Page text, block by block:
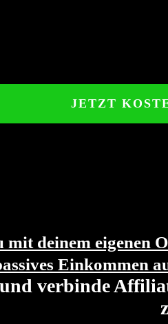
JETZT
mit deinem eigenen
Einkommen
verbinde